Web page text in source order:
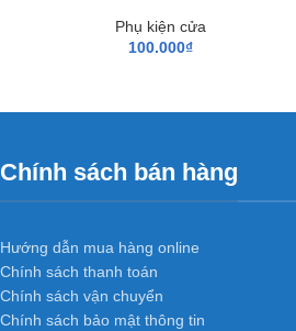
Phụ kiện cửa
100.000₫
Chính sách bán hàng
Hướng dẫn mua hàng online
Chính sách thanh toán
Chính sách vận chuyển
Chính sách bảo mật thông tin